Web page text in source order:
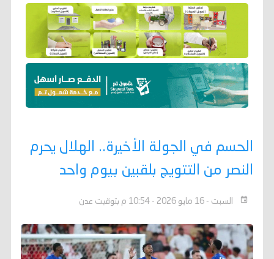
الحسم في الجولة الأخيرة.. الهلال يحرم
النصر من التتويج بلقبين بيوم واحد
السبت - 16 مايو 2026 - 10:54 م بتوقيت عدن